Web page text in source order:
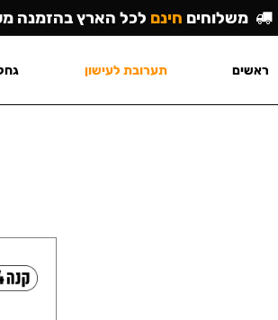
משלוחים חינם לכל הארץ בהזמנה מעל
ראשים תערובת לעישון